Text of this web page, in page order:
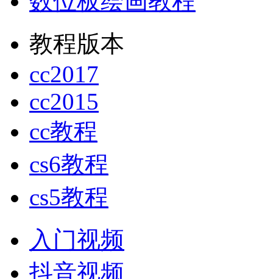
教程版本
cc2017
cc2015
cc教程
cs6教程
cs5教程
入门视频
抖音视频